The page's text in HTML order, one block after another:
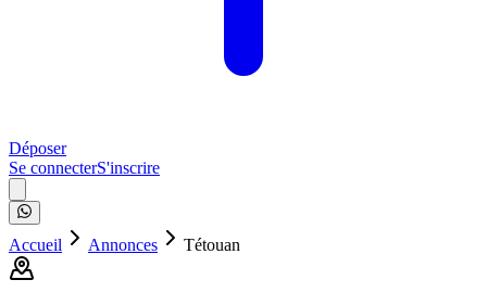
Déposer
Se connecterS'inscrire
Accueil Annonces Tétouan